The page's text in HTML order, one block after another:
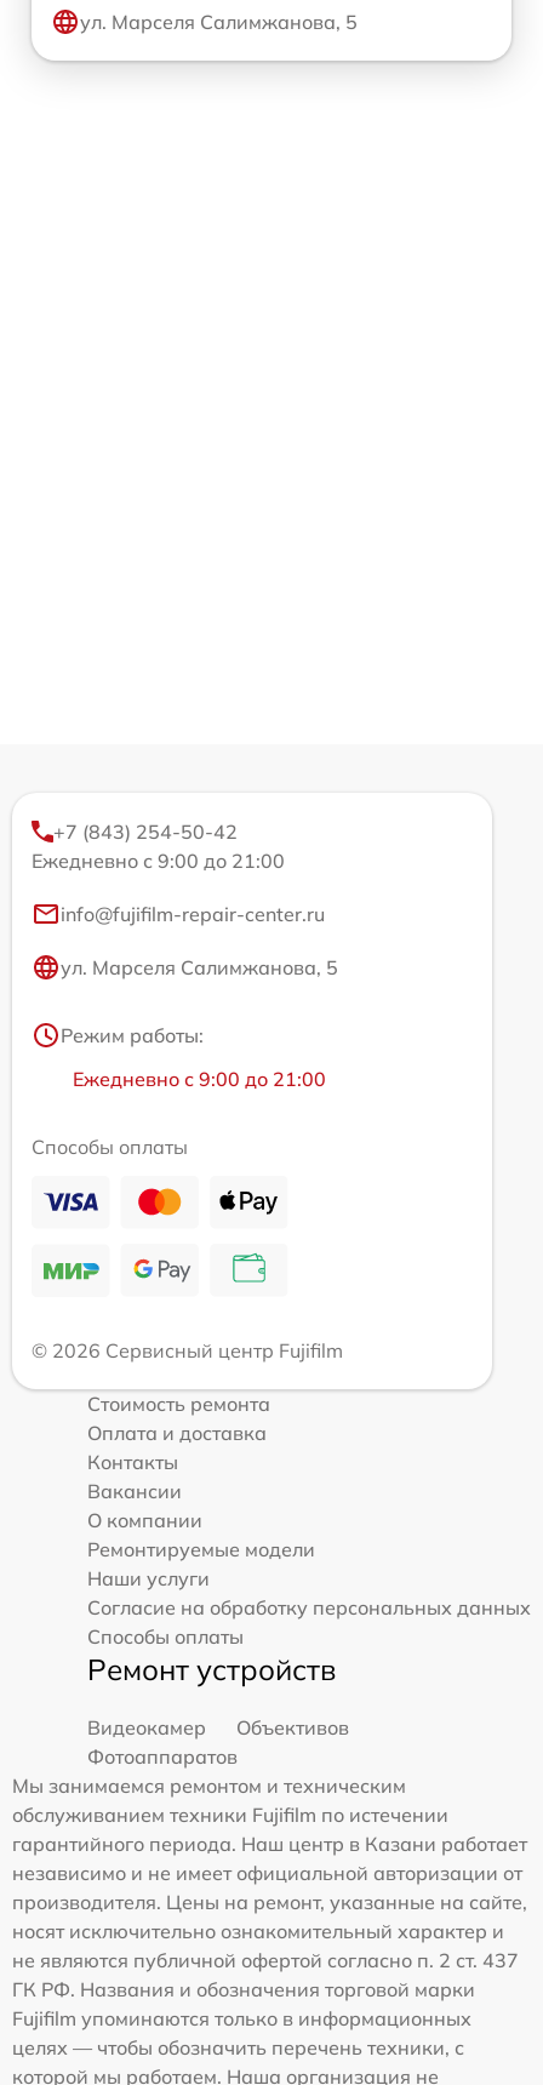
ул. Марселя Салимжанова, 5
+7 (843) 254-50-42
Ежедневно с 9:00 до 21:00
info@fujifilm-repair-center.ru
ул. Марселя Салимжанова, 5
Режим работы:
Ежедневно с 9:00 до 21:00
Способы оплаты
© 2026 Сервисный центр Fujifilm
Стоимость ремонта
Оплата и доставка
Контакты
Вакансии
О компании
Ремонтируемые модели
Наши услуги
Согласие на обработку персональных данных
Способы оплаты
Ремонт устройств
Видеокамер
Объективов
Фотоаппаратов
Мы занимаемся ремонтом и техническим
обслуживанием техники Fujifilm по истечении
гарантийного периода. Наш центр в Казани работает
независимо и не имеет официальной авторизации от
производителя. Цены на ремонт, указанные на сайте,
носят исключительно ознакомительный характер и
не являются публичной офертой согласно п. 2 ст. 437
ГК РФ. Названия и обозначения торговой марки
Fujifilm упоминаются только в информационных
целях — чтобы обозначить перечень техники, с
которой мы работаем. Наша организация не